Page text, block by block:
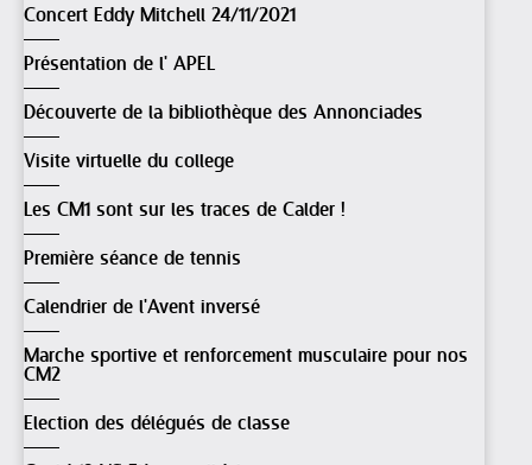
Concert Eddy Mitchell 24/11/2021
Présentation de l' APEL
Découverte de la bibliothèque des Annonciades
Visite virtuelle du college
Les CM1 sont sur les traces de Calder !
Première séance de tennis
Calendrier de l'Avent inversé
Marche sportive et renforcement musculaire pour nos
CM2
Election des délégués de classe